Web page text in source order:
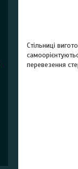
Стільниці
перевезення